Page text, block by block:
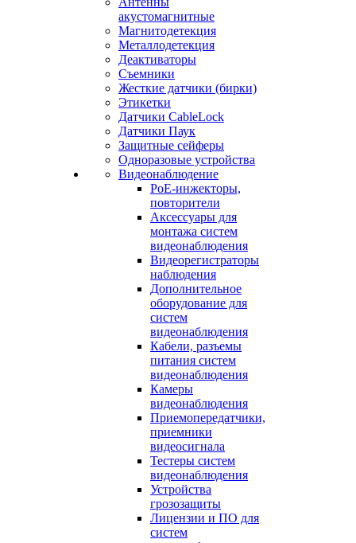
акустомагнитные
Магнитодетекция
Металлодетекция
Деактиваторы
Съемники
Жесткие датчики (бирки)
Этикетки
Датчики CableLock
Датчики Паук
Защитные сейферы
Одноразовые устройства
Видеонаблюдение
PoE-инжекторы,
повторители
Аксессуары для
монтажа систем
видеонаблюдения
Видеорегистраторы
наблюдения
Дополнительное
оборудование для
систем
видеонаблюдения
Кабели, разъемы
питания систем
видеонаблюдения
Камеры
видеонаблюдения
Приемопередатчики,
приемники
видеосигнала
Тестеры систем
видеонаблюдения
Устройства
грозозащиты
Лицензии и ПО для
систем